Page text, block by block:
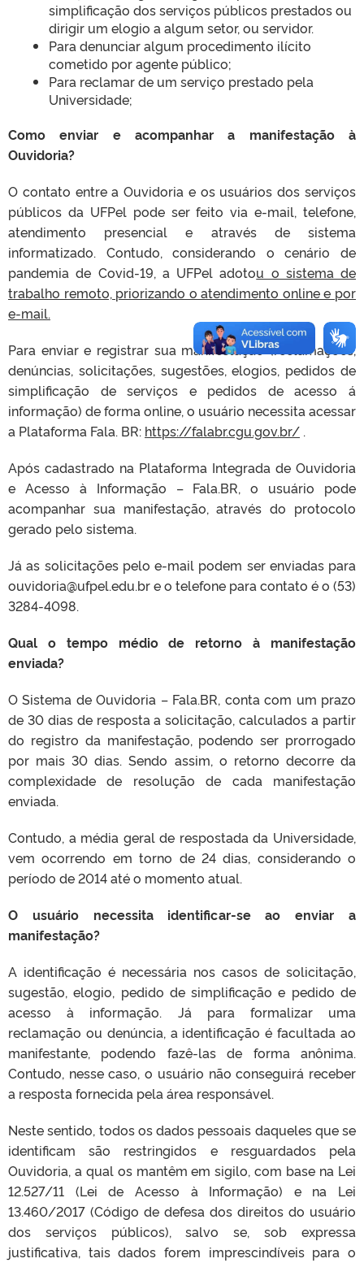
simplificação dos serviços públicos prestados ou
dirigir um elogio a algum setor, ou servidor.
Para denunciar algum procedimento ilícito
cometido por agente público;
Para reclamar de um serviço prestado pela
Universidade;
Como enviar e acompanhar a manifestação à
Ouvidoria?
O contato entre a Ouvidoria e os usuários dos serviços
públicos da UFPel pode ser feito via e-mail, telefone,
atendimento presencial e através de sistema
informatizado. Contudo, considerando o cenário de
pandemia de Covid-19, a UFPel adotou o sistema de
trabalho remoto, priorizando o atendimento online e por
e-mail.
Para enviar e registrar sua manifestação (reclamações,
denúncias, solicitações, sugestões, elogios, pedidos de
simplificação de serviços e pedidos de acesso á
informação) de forma online, o usuário necessita acessar
a Plataforma Fala. BR: https://falabr.cgu.gov.br/ .
Após cadastrado na Plataforma Integrada de Ouvidoria
e Acesso à Informação – Fala.BR, o usuário pode
acompanhar sua manifestação, através do protocolo
gerado pelo sistema.
Já as solicitações pelo e-mail podem ser enviadas para
ouvidoria@ufpel.edu.br e o telefone para contato é o (53)
3284-4098.
Qual o tempo médio de retorno à manifestação
enviada?
O Sistema de Ouvidoria – Fala.BR, conta com um prazo
de 30 dias de resposta a solicitação, calculados a partir
do registro da manifestação, podendo ser prorrogado
por mais 30 dias. Sendo assim, o retorno decorre da
complexidade de resolução de cada manifestação
enviada.
Contudo, a média geral de respostada da Universidade,
vem ocorrendo em torno de 24 dias, considerando o
período de 2014 até o momento atual.
O usuário necessita identificar-se ao enviar a
manifestação?
A identificação é necessária nos casos de solicitação,
sugestão, elogio, pedido de simplificação e pedido de
acesso à informação. Já para formalizar uma
reclamação ou denúncia, a identificação é facultada ao
manifestante, podendo fazê-las de forma anônima.
Contudo, nesse caso, o usuário não conseguirá receber
a resposta fornecida pela área responsável.
Neste sentido, todos os dados pessoais daqueles que se
identificam são restringidos e resguardados pela
Ouvidoria, a qual os mantêm em sigilo, com base na Lei
12.527/11 (Lei de Acesso à Informação) e na Lei
13.460/2017 (Código de defesa dos direitos do usuário
dos serviços públicos), salvo se, sob expressa
justificativa, tais dados forem imprescindíveis para o